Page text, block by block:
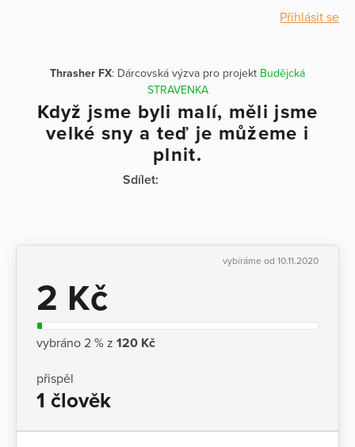
Přihlásit se
Thrasher FX: Dárcovská výzva pro projekt Budějcká
STRAVENKA
Když jsme byli malí, měli jsme
velké sny a teď je můžeme i
plnit.
Sdílet:
vybíráme od 10.11.2020
2 Kč
vybráno 2 % z 120 Kč
přispěl
1 člověk